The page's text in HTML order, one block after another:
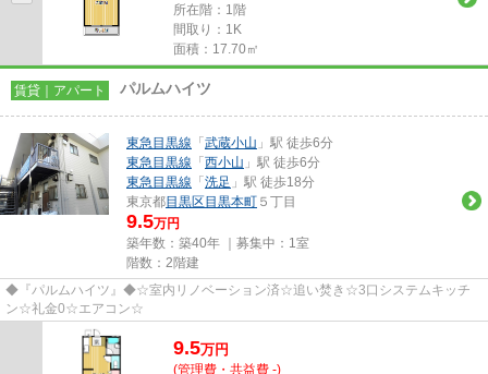
所在階：1階
間取り：1K
面積：17.70㎡
賃貸｜アパート パルムハイツ
東急目黒線 「 武蔵小山 」駅 徒歩6分
東急目黒線 「 西小山 」駅 徒歩6分
東急目黒線 「 洗足 」駅 徒歩18分
東京都目黒区 目黒本町 ５丁目
9.5万円
築年数：築40年 ｜募集中： 1室
階数：2階建
◆『パルムハイツ』◆☆室内リノベーション済☆追い焚き☆3口システムキッチ
ン☆礼金0☆エアコン☆
9.5万円
(管理費・共益費 -)